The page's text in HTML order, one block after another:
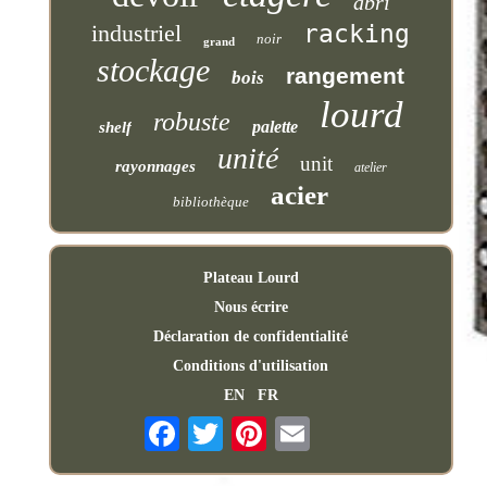
industriel grand noir racking
stockage bois rangement
shelf robuste palette lourd
rayonnages unité unit atelier
bibliothèque acier
Plateau Lourd
Nous écrire
Déclaration de confidentialité
Conditions d'utilisation
EN
FR